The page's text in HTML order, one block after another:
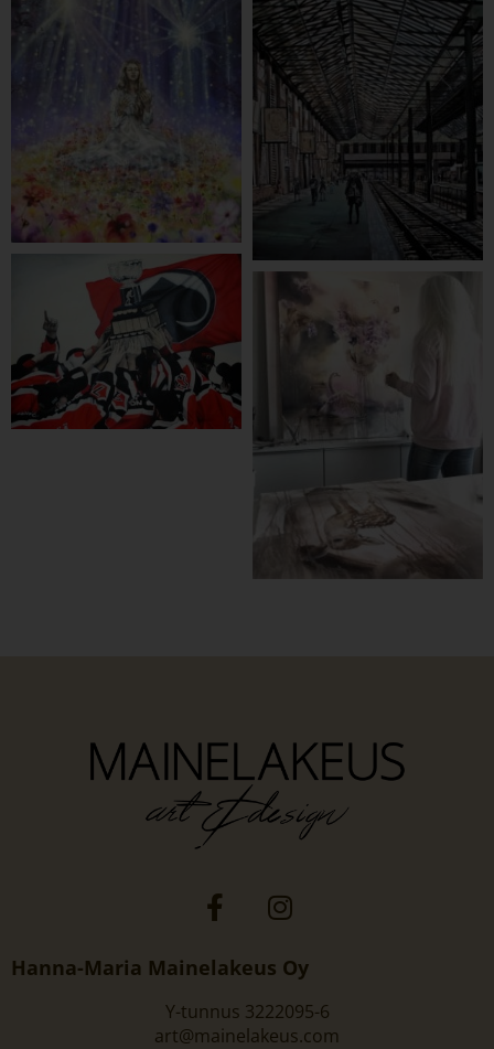
Hanna-Maria Mainelakeus Oy
Y-tunnus 3222095-6
art@mainelakeus.com